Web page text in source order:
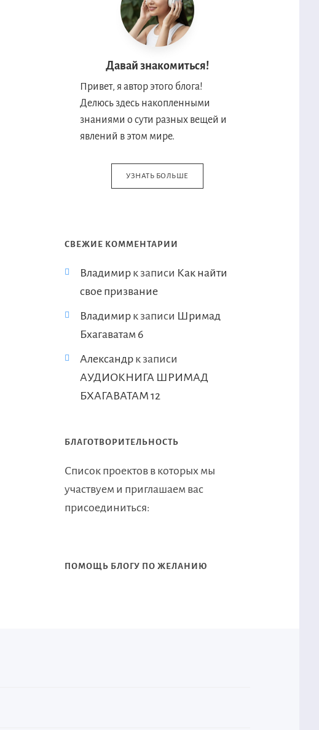
Давай знакомиться!
Привет, я автор этого блога!
Делюсь здесь накопленными
знаниями о сути разных вещей и
явлений в этом мире.
УЗНАТЬ БОЛЬШЕ
СВЕЖИЕ КОММЕНТАРИИ
Владимирк записи Как найти
свое призвание
Владимирк записи Шримад
Бхагаватам 6
Александрк записи
АУДИОКНИГА ШРИМАД
БХАГАВАТАМ 12
БЛАГОТВОРИТЕЛЬНОСТЬ
Список проектов в которых мы
участвуем и приглашаем вас
присоединиться:
ПОМОЩЬ БЛОГУ ПО ЖЕЛАНИЮ